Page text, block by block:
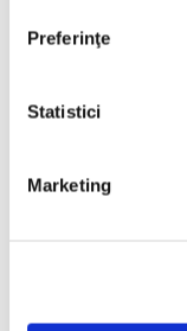
Preferinţe
Statistici
Marketing